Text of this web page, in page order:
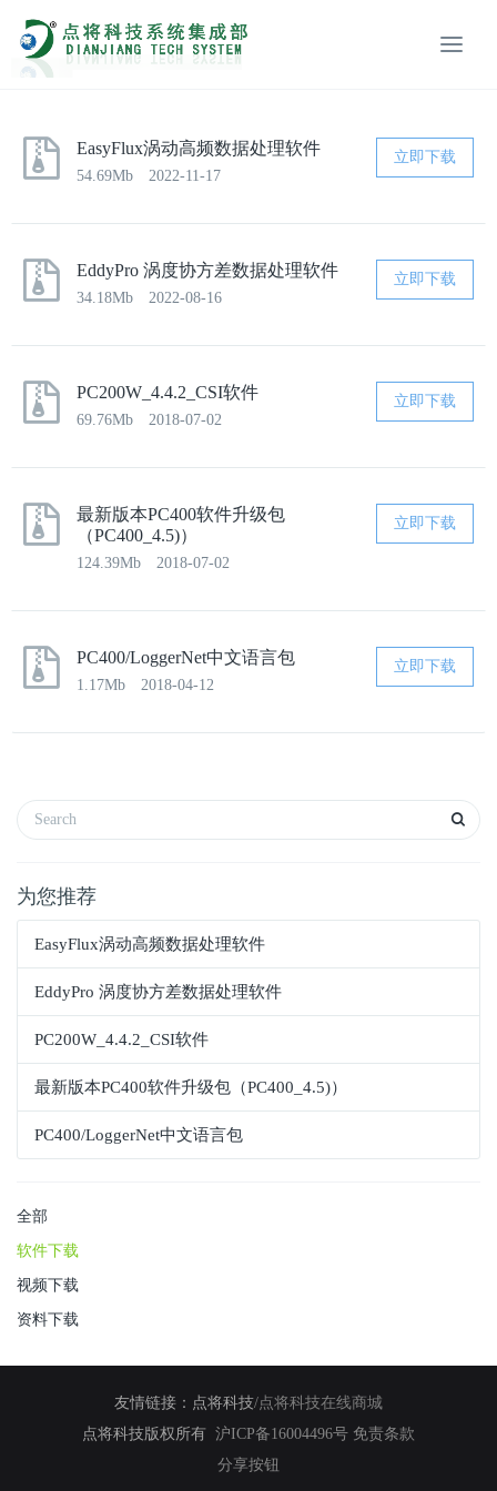
立即下载
EasyFlux涡动高频数据处理软件
54.69Mb 2022-11-17
立即下载
EddyPro 涡度协方差数据处理软件
34.18Mb 2022-08-16
立即下载
PC200W_4.4.2_CSI软件
69.76Mb 2018-07-02
立即下载
最新版本PC400软件升级包
（PC400_4.5)）
124.39Mb 2018-07-02
立即下载
PC400/LoggerNet中文语言包
1.17Mb 2018-04-12
为您推荐
EasyFlux涡动高频数据处理软件
EddyPro 涡度协方差数据处理软件
PC200W_4.4.2_CSI软件
最新版本PC400软件升级包（PC400_4.5)）
PC400/LoggerNet中文语言包
全部
软件下载
视频下载
资料下载
友情链接： 点将科技/点将科技在线商城
点将科技版权所有 沪ICP备16004496号 免责条款
分享按钮